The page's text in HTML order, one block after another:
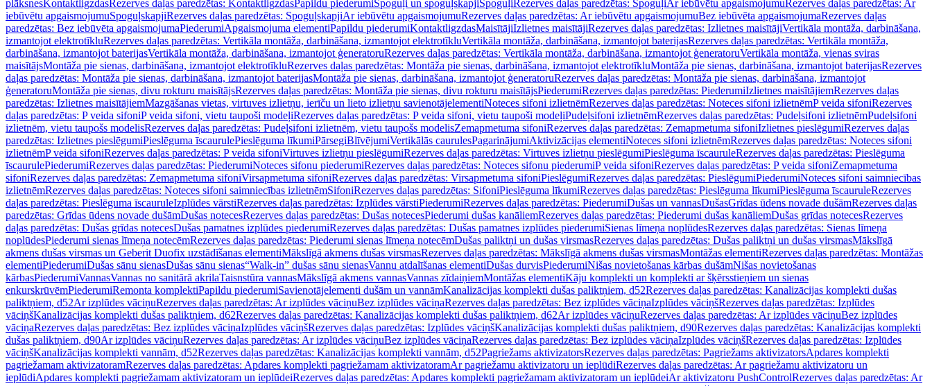
plāksnesKontaktligzdasRezerves daļas paredzētas: KontaktligzdasPapildu piederumiSpoguļi un spoguļskapjiSpoguļiRezerves daļas paredzētas: SpoguļiAr iebūvētu apgaismojumuRezerves daļas paredzētas: Ar
iebūvētu apgaismojumuSpoguļskapjiRezerves daļas paredzētas: SpoguļskapjiAr iebūvētu apgaismojumuRezerves daļas paredzētas: Ar iebūvētu apgaismojumuBez iebūvēta apgaismojumaRezerves daļas
paredzētas: Bez iebūvēta apgaismojumaPiederumiApgaismojuma elementiPapildu piederumiKontaktligzdasMaisītājiIzlietnes maisītājiRezerves daļas paredzētas: Izlietnes maisītājiVertikāla montāža, darbināšana,
izmantojot elektrotīkluRezerves daļas paredzētas: Vertikāla montāža, darbināšana, izmantojot elektrotīkluVertikāla montāža, darbināšana, izmantojot baterijasRezerves daļas paredzētas: Vertikāla montāža,
darbināšana, izmantojot baterijasVertikāla montāža, darbināšana, izmantojot ģeneratoruRezerves daļas paredzētas: Vertikāla montāža, darbināšana, izmantojot ģeneratoruVertikāla montāža, vienas sviras
maisītājsMontāža pie sienas, darbināšana, izmantojot elektrotīkluRezerves daļas paredzētas: Montāža pie sienas, darbināšana, izmantojot elektrotīkluMontāža pie sienas, darbināšana, izmantojot baterijasRezerves
daļas paredzētas: Montāža pie sienas, darbināšana, izmantojot baterijasMontāža pie sienas, darbināšana, izmantojot ģeneratoruRezerves daļas paredzētas: Montāža pie sienas, darbināšana, izmantojot
ģeneratoruMontāža pie sienas, divu rokturu maisītājsRezerves daļas paredzētas: Montāža pie sienas, divu rokturu maisītājsPiederumiRezerves daļas paredzētas: PiederumiIzlietnes maisītājiemRezerves daļas
paredzētas: Izlietnes maisītājiemMazgāšanas vietas, virtuves izlietņu, ierīču un lieto izlietņu savienotājelementiNoteces sifoni izlietnēmRezerves daļas paredzētas: Noteces sifoni izlietnēmP veida sifoniRezerves
daļas paredzētas: P veida sifoniP veida sifoni, vietu taupoši modeļiRezerves daļas paredzētas: P veida sifoni, vietu taupoši modeļiPudeļsifoni izlietnēmRezerves daļas paredzētas: Pudeļsifoni izlietnēmPudeļsifoni
izlietnēm, vietu taupošs modelisRezerves daļas paredzētas: Pudeļsifoni izlietnēm, vietu taupošs modelisZemapmetuma sifoniRezerves daļas paredzētas: Zemapmetuma sifoniIzlietnes pieslēgumiRezerves daļas
paredzētas: Izlietnes pieslēgumiPieslēguma īscaurulePieslēguma līkumiPārsegiBlīvējumiVertikālās caurulesPagarinājumiAktivizācijas elementiNoteces sifoni izlietnēmRezerves daļas paredzētas: Noteces sifoni
izlietnēmP veida sifoniRezerves daļas paredzētas: P veida sifoniVirtuves izlietņu pieslēgumiRezerves daļas paredzētas: Virtuves izlietņu pieslēgumiPieslēguma īscauruleRezerves daļas paredzētas: Pieslēguma
īscaurulePiederumiRezerves daļas paredzētas: PiederumiNoteces sifonu piederumiRezerves daļas paredzētas: Noteces sifonu piederumiP veida sifoniRezerves daļas paredzētas: P veida sifoniZemapmetuma
sifoniRezerves daļas paredzētas: Zemapmetuma sifoniVirsapmetuma sifoniRezerves daļas paredzētas: Virsapmetuma sifoniPieslēgumiRezerves daļas paredzētas: PieslēgumiPiederumiNoteces sifoni saimniecības
izlietnēmRezerves daļas paredzētas: Noteces sifoni saimniecības izlietnēmSifoniRezerves daļas paredzētas: SifoniPieslēguma līkumiRezerves daļas paredzētas: Pieslēguma līkumiPieslēguma īscauruleRezerves
daļas paredzētas: Pieslēguma īscauruleIzplūdes vārstiRezerves daļas paredzētas: Izplūdes vārstiPiederumiRezerves daļas paredzētas: PiederumiDušas un vannasDušasGrīdas ūdens novade dušāmRezerves daļas
paredzētas: Grīdas ūdens novade dušāmDušas notecesRezerves daļas paredzētas: Dušas notecesPiederumi dušas kanāliemRezerves daļas paredzētas: Piederumi dušas kanāliemDušas grīdas notecesRezerves
daļas paredzētas: Dušas grīdas notecesDušas pamatnes izplūdes piederumiRezerves daļas paredzētas: Dušas pamatnes izplūdes piederumiSienas līmeņa noplūdesRezerves daļas paredzētas: Sienas līmeņa
noplūdesPiederumi sienas līmeņa notecēmRezerves daļas paredzētas: Piederumi sienas līmeņa notecēmDušas paliktņi un dušas virsmasRezerves daļas paredzētas: Dušas paliktņi un dušas virsmasMākslīgā
akmens dušas virsmas un Geberit Duofix uzstādīšanas elementiMākslīgā akmens dušas virsmasRezerves daļas paredzētas: Mākslīgā akmens dušas virsmasMontāžas elementiRezerves daļas paredzētas: Montāžas
elementiPiederumiDušas sānu sienasDušas sānu sienas“Walk-in” dušas sānu sienasVannu atdalīšanas elementiDušas durvisPiederumiNišas novietošanas kārbas dušāmNišas novietošanas
kārbasPiederumiVannasVannas no sanitārā akrilaTaisnstūra vannasMākslīgā akmens vannasVannas zīdaiņiemMontāžas elementiKāju komplekti un komplekti ar šķērsstieņiem un sienas
enkurskrūvēmPiederumiRemonta komplektiPapildu piederumiSavienotājelementi dušām un vannāmKanalizācijas komplekti dušas paliktņiem, d52Rezerves daļas paredzētas: Kanalizācijas komplekti dušas
paliktņiem, d52Ar izplūdes vāciņuRezerves daļas paredzētas: Ar izplūdes vāciņuBez izplūdes vāciņaRezerves daļas paredzētas: Bez izplūdes vāciņaIzplūdes vāciņšRezerves daļas paredzētas: Izplūdes
vāciņšKanalizācijas komplekti dušas paliktņiem, d62Rezerves daļas paredzētas: Kanalizācijas komplekti dušas paliktņiem, d62Ar izplūdes vāciņuRezerves daļas paredzētas: Ar izplūdes vāciņuBez izplūdes
vāciņaRezerves daļas paredzētas: Bez izplūdes vāciņaIzplūdes vāciņšRezerves daļas paredzētas: Izplūdes vāciņšKanalizācijas komplekti dušas paliktņiem, d90Rezerves daļas paredzētas: Kanalizācijas komplekti
dušas paliktņiem, d90Ar izplūdes vāciņuRezerves daļas paredzētas: Ar izplūdes vāciņuBez izplūdes vāciņaRezerves daļas paredzētas: Bez izplūdes vāciņaIzplūdes vāciņšRezerves daļas paredzētas: Izplūdes
vāciņšKanalizācijas komplekti vannām, d52Rezerves daļas paredzētas: Kanalizācijas komplekti vannām, d52Pagriežams aktivizatorsRezerves daļas paredzētas: Pagriežams aktivizatorsApdares komplekti
pagriežamam aktivizatoramRezerves daļas paredzētas: Apdares komplekti pagriežamam aktivizatoramAr pagriežamu aktivizatoru un ieplūdiRezerves daļas paredzētas: Ar pagriežamu aktivizatoru un
ieplūdiApdares komplekti pagriežamam aktivizatoram un ieplūdeiRezerves daļas paredzētas: Apdares komplekti pagriežamam aktivizatoram un ieplūdeiAr aktivizatoru PushControlRezerves daļas paredzētas: Ar